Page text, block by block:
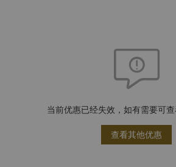
当前优惠已经失效，如有需要可查
查看其他优惠